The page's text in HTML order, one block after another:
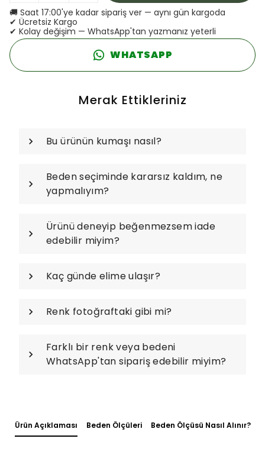
🚚 Saat 17:00'ye kadar sipariş ver — aynı gün kargoda
✔ Ücretsiz Kargo
✔ Kolay değişim — WhatsApp'tan yazmanız yeterli
WHATSAPP
Merak Ettikleriniz
Bu ürünün kumaşı nasıl?
Beden seçiminde kararsız kaldım, ne
yapmalıyım?
Ürünü deneyip beğenmezsem iade
edebilir miyim?
Kaç günde elime ulaşır?
Renk fotoğraftaki gibi mi?
Farklı bir renk veya bedeni
WhatsApp'tan sipariş edebilir miyim?
Ürün Açıklaması Beden Ölçüleri Beden Ölçüsü Nasıl Alınır?